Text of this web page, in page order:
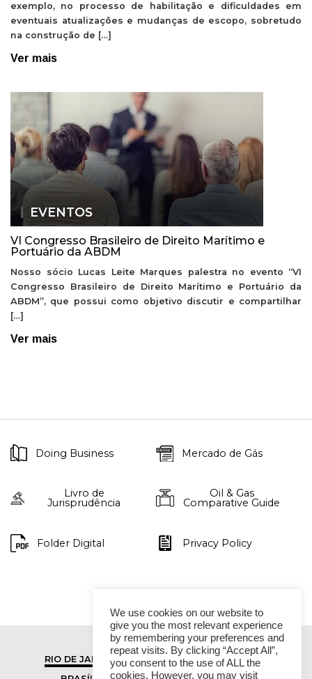
exemplo, no processo de habilitação e dificuldades em
eventuais atualizações e mudanças de escopo, sobretudo
na construção de […]
Ver mais
EVENTOS
VI Congresso Brasileiro de Direito Marítimo e
Portuário da ABDM
Nosso sócio Lucas Leite Marques palestra no evento “VI
Congresso Brasileiro de Direito Marítimo e Portuário da
ABDM”, que possui como objetivo discutir e compartilhar
[…]
Ver mais
Doing Business Mercado de Gás
Livro de
Jurisprudência
Oil & Gas
Comparative Guide
Folder Digital Privacy Policy
RIO DE JANEIRO
SÃO PAULO
We use cookies on our website to
give you the most relevant experience
by remembering your preferences and
repeat visits. By clicking “Accept All”,
you consent to the use of ALL the
cookies. However, you may visit